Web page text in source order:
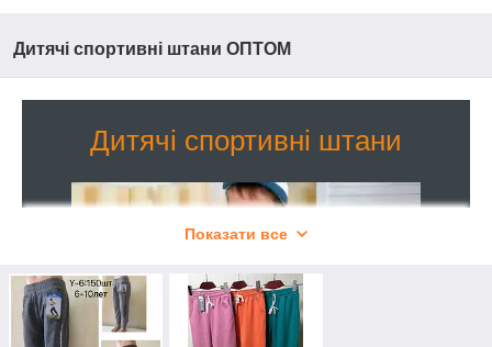
Дитячі спортивні штани ОПТОМ
Дитячі спортивні штани
Показати все